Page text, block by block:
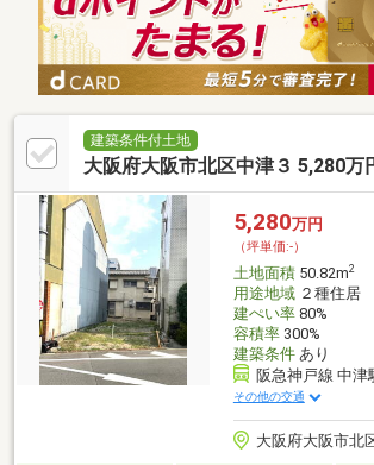
ー付きで食材や日用品の収納がしやすく家事効
立中津小学校 徒歩３分(173M)大阪市立大淀中学
(1400M)
建築条件付土地
大阪府大阪市北区中津３ 5,280万
5,280万円
（坪単価:-）
土地面積50.82m2
用途地域２種住居
建ぺい率80%
容積率300%
建築条件あり
阪急神戸線 中津
その他の交通
大阪府大阪市北